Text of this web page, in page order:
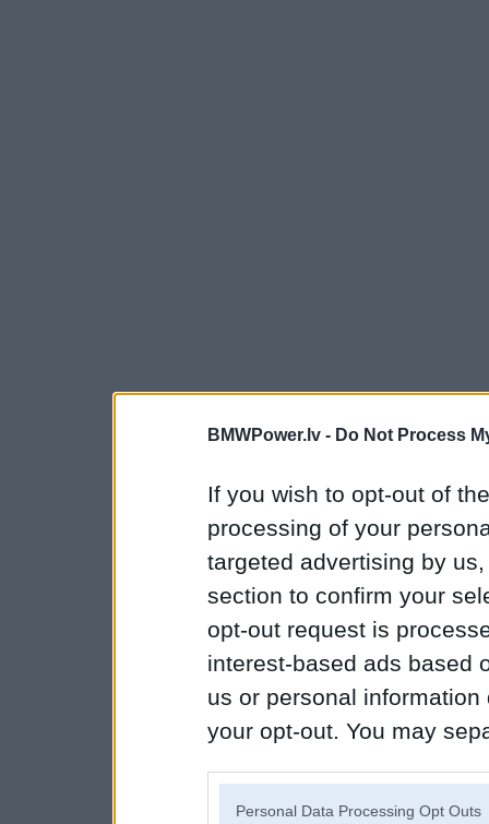
BMWPower.lv - Do Not Process
If you wish to opt-out of
processing of your
targeted advertising by
section to confirm your
opt-out request is
interest-based ads based
us or personal
your opt-out. You may
Personal Data Processing Opt Outs